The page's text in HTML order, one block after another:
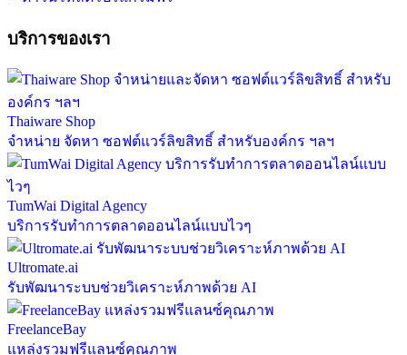
บริการของเรา
Thaiware Shop
จำหน่าย จัดหา ซอฟต์แวร์ลิขสิทธิ์ สำหรับองค์กร ฯลฯ
TumWai Digital Agency
บริการรับทำการตลาดออนไลน์แบบไวๆ
Ultromate.ai
รับพัฒนาระบบช่วยวิเคราะห์ภาพด้วย AI
FreelanceBay
แหล่งรวมฟรีแลนซ์คุณภาพ